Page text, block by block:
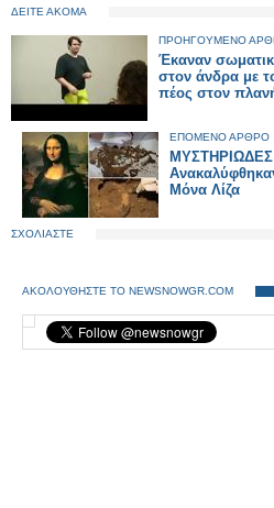
ΔΕΙΤΕ ΑΚΟΜΑ
ΠΡΟΗΓΟΥΜΕΝΟ
Έκαναν
στον άνδρα με
πέος στον
ΕΠΟΜΕΝΟ ΑΡΘΡΟ
Μόνα Λίζα
ΣΧΟΛΙΑΣΤΕ
ΑΚΟΛΟΥΘΗΣΤΕ ΤΟ NEWSNOWGR.COM